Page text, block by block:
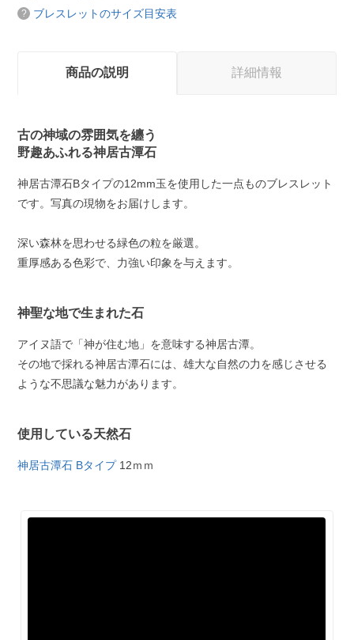
ブレスレットのサイズ目安表
商品の説明 詳細情報
古の神域の雰囲気を纏う
野趣あふれる神居古潭石
神居古潭石Bタイプの12mm玉を使用した一点ものブレスレット
です。写真の現物をお届けします。
深い森林を思わせる緑色の粒を厳選。
重厚感ある色彩で、力強い印象を与えます。
神聖な地で生まれた石
アイヌ語で「神が住む地」を意味する神居古潭。
その地で採れる神居古潭石には、雄大な自然の力を感じさせる
ような不思議な魅力があります。
使用している天然石
神居古潭石 Bタイプ12ｍｍ